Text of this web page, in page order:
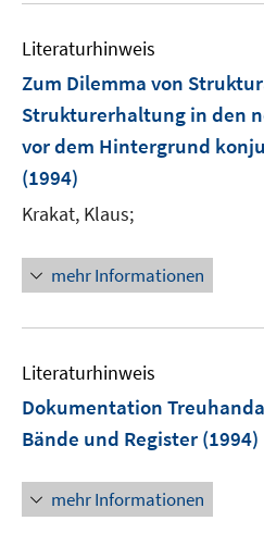
Literaturhinweis
Zum Dilemma von
Strukturerhaltung in den
vor dem Hintergrund
(1994)
Krakat, Klaus;
mehr Informationen
Literaturhinweis
Dokumentation
Bände und Register (1994)
mehr Informationen